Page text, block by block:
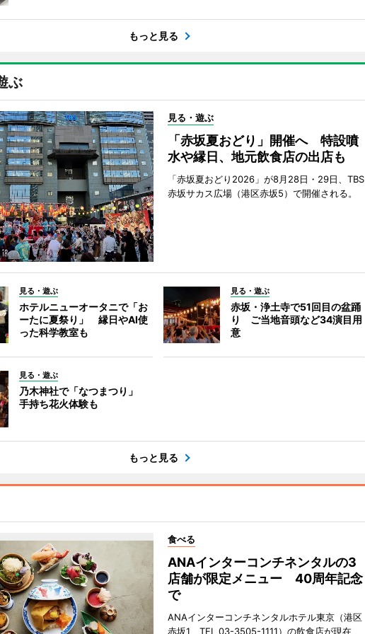
もっと見る
ぶ
見る・遊ぶ
「赤坂夏おどり」開催へ 特設噴
水や縁日、地元飲食店の出店も
「赤坂夏おどり2026」が8月28日・29日、TBS
赤坂サカス広場（港区赤坂5）で開催される。
見る・遊ぶ
ホテルニューオータニで「お
ーたに夏祭り」 縁日やAI使
った科学教室も
見る・遊ぶ
赤坂・浄土寺で51回目の盆踊
り ご当地音頭など34演目用
意
見る・遊ぶ
乃木神社で「なつまつり」
手持ち花火体験も
もっと見る
食べる
ANAインターコンチネンタルの3
店舗が限定メニュー 40周年記念
で
ANAインターコンチネンタルホテル東京（港区
赤坂1、TEL 03-3505-1111）の飲食店が現在、